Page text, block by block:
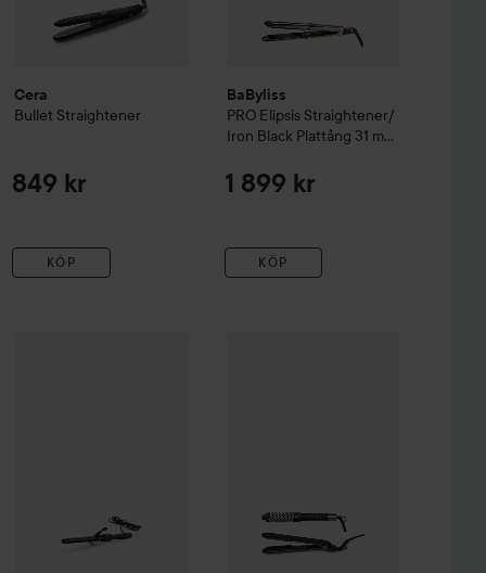
Cera
Bullet Straightener
849 kr
KÖP
BaByliss
PRO Elipsis Straightener/
Iron Black Plattång 31 mm
1 899 kr
KÖP